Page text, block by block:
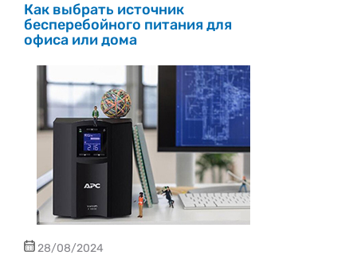
Как выбрать источник
бесперебойного питания для
офиса или дома
28/08/2024